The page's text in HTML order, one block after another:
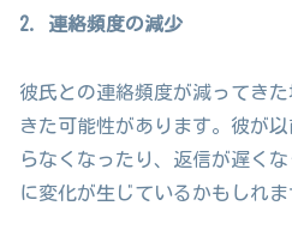
2. 連絡頻度の減少
彼氏との連絡頻度が減ってき
きた可能性があります。彼が
らなくなったり、返信が遅く
に変化が生じているかもしれま